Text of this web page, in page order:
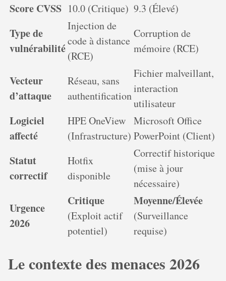
Score CVSS 10.0 (Critique) 9.3 (Élevé)
Type de
vulnérabilité
Injection de
code à distance
(RCE)
Corruption de
mémoire (RCE)
Vecteur
d’attaque
Réseau, sans
authentification
Fichier malveillant,
interaction
utilisateur
Logiciel
affecté
HPE OneView
(Infrastructure)
Microsoft Office
PowerPoint (Client)
Statut
correctif
Hotfix
disponible
Correctif historique
(mise à jour
nécessaire)
Urgence
2026
Critique
(Exploit actif
potentiel)
Moyenne/Élevée
(Surveillance
requise)
Le contexte des menaces 2026